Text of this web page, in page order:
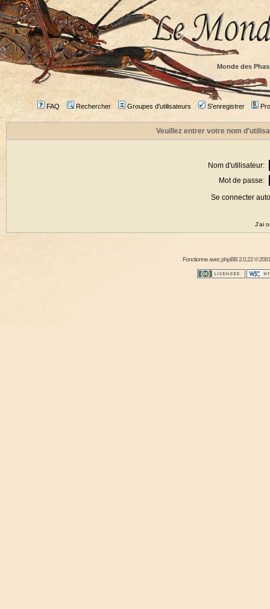
Monde des
FAQ Rechercher Groupes d'utilisateurs S'enregistrer
Veuillez entrer votre nom
Nom d'utilisateur:
Mot de passe:
Se connecter
J'ai
Fonctionne avecphpBB2.0.22 ©